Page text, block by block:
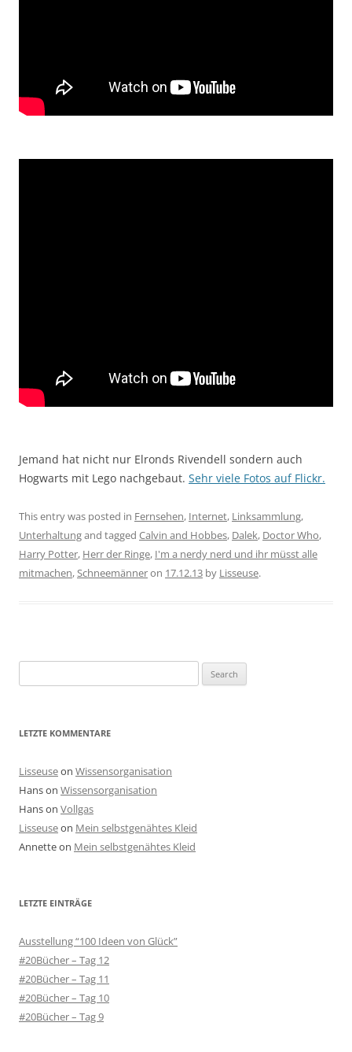
Jemand hat nicht nur Elronds Rivendell sondern auch
Hogwarts mit Lego nachgebaut. Sehr viele Fotos auf Flickr.
This entry was posted in Fernsehen, Internet, Linksammlung,
Unterhaltungand tagged Calvin and Hobbes, Dalek, Doctor Who,
Harry Potter, Herr der Ringe, I'm a nerdy nerd und ihr müsst alle
mitmachen,Schneemänneron 17.12.13 by Lisseuse.
for:
LETZTE KOMMENTARE
Lisseuseon Wissensorganisation
Hanson Wissensorganisation
Hanson Vollgas
Lisseuseon Mein selbstgenähtes Kleid
Annetteon Mein selbstgenähtes Kleid
LETZTE EINTRÄGE
Ausstellung “100 Ideen von Glück”
#20Bücher – Tag 12
#20Bücher – Tag 11
#20Bücher – Tag 10
#20Bücher – Tag 9